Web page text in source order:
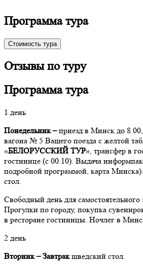
Программа тура
Стоимость тура
Отзывы по туру
Программа тура
1 день
Понедельник –приезд в Минск до 8.00,
вагона № 5 Вашего поезда с желтой
«БЕЛОРУССКИЙ ТУР», трансфер в
гостинице (с 00.10). Выдача
подробной программой, карта Минска).
стол.
Свободный день для
Прогулки по городу, покупка
в ресторане гостиницы. Ночлег в
2 день
Вторник – Завтракшведский стол.